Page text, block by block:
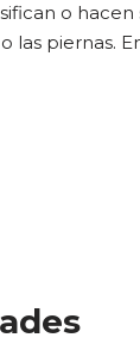
o
las piernas.